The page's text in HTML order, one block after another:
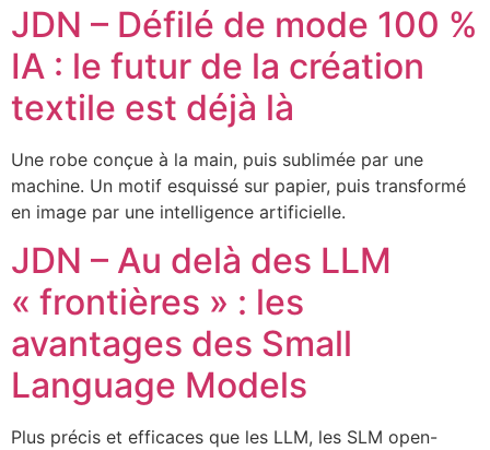
JDN – Défilé de mode 100 %
IA : le futur de la création
textile est déjà là
Une robe conçue à la main, puis sublimée par une
machine. Un motif esquissé sur papier, puis transformé
en image par une intelligence artificielle.
JDN – Au delà des LLM
« frontières » : les
avantages des Small
Language Models
Plus précis et efficaces que les LLM, les SLM open-